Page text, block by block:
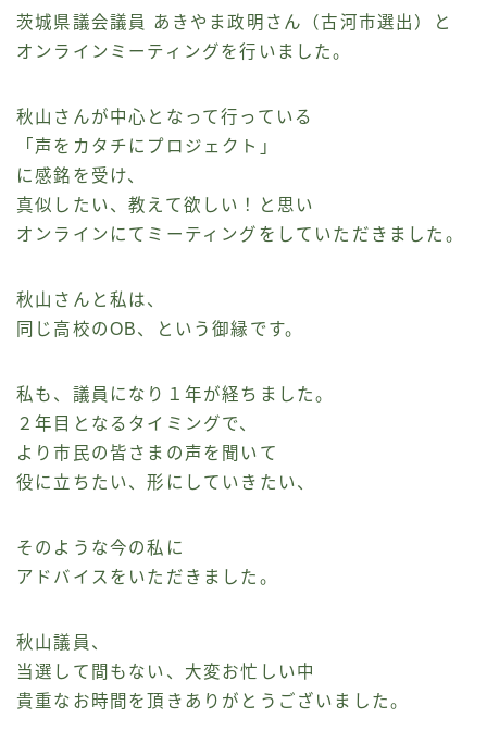
茨城県議会議員 あきやま政明さん（古河市選出）と
オンラインミーティングを行いました。
秋山さんが中心となって行っている
「声をカタチにプロジェクト」
に感銘を受け、
真似したい、教えて欲しい！と思い
オンラインにてミーティングをしていただきました。
秋山さんと私は、
同じ高校のOB、という御縁です。
私も、議員になり１年が経ちました。
２年目となるタイミングで、
より市民の皆さまの声を聞いて
役に立ちたい、形にしていきたい、
そのような今の私に
アドバイスをいただきました。
秋山議員、
当選して間もない、大変お忙しい中
貴重なお時間を頂きありがとうございました。